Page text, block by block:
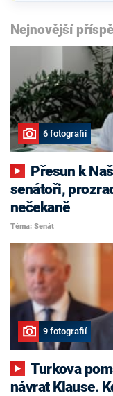
Nejnovější
6 fotografií
senátoři,
nečekaně
Téma: Senát
9 fotografií
Turkova pomsta, nekonfliktní Havlíček i
návrat Klause.